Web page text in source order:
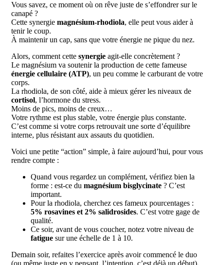
Vous savez, ce moment où on rêve juste de s’effondrer sur le
canapé ?
Cette synergie magnésium-rhodiola, elle peut vous aider à
tenir le coup.
À maintenir un cap, sans que votre énergie ne pique du nez.
Alors, comment cette synergie agit-elle concrètement ?
Le magnésium va soutenir la production de cette fameuse
énergie cellulaire (ATP), un peu comme le carburant de votre
corps.
La rhodiola, de son côté, aide à mieux gérer les niveaux de
cortisol, l’hormone du stress.
Moins de pics, moins de creux…
Votre rythme est plus stable, votre énergie plus constante.
C’est comme si votre corps retrouvait une sorte d’équilibre
interne, plus résistant aux assauts du quotidien.
Voici une petite “action” simple, à faire aujourd’hui, pour vous
rendre compte :
Quand vous regardez un complément, vérifiez bien la
forme : est-ce du magnésium bisglycinate ? C’est
important.
Pour la rhodiola, cherchez ces fameux pourcentages :
5% rosavines et 2% salidrosides. C’est votre gage de
qualité.
Ce soir, avant de vous coucher, notez votre niveau de
fatigue sur une échelle de 1 à 10.
Demain soir, refaites l’exercice après avoir commencé le duo
(ou même juste en y pensant, l’intention, c’est déjà un début).